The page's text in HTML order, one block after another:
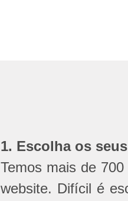
1. Escolha os
Temos mais de
website. Difícil é